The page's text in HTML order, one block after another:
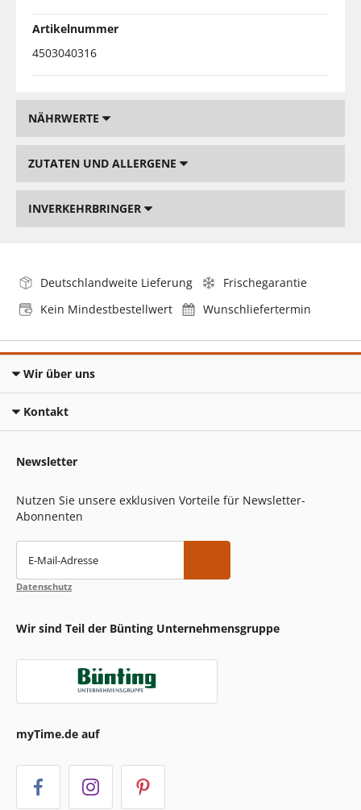
Artikelnummer
4503040316
NÄHRWERTE
ZUTATEN UND ALLERGENE
INVERKEHRBRINGER
Deutschlandweite Lieferung
Frischegarantie
Kein Mindestbestellwert
Wunschliefertermin
Wir über uns
Kontakt
Newsletter
Nutzen Sie unsere exklusiven Vorteile für Newsletter-
Abonnenten
E-Mail-Adresse
Datenschutz
Wir sind Teil der Bünting Unternehmensgruppe
myTime.de auf